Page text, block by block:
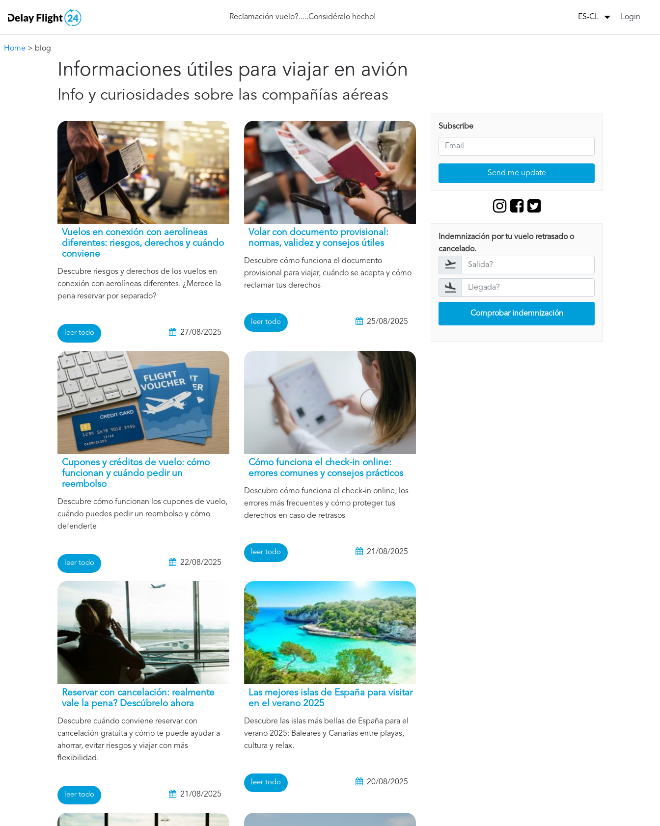
Reclamación vuelo?.....Considéralo hecho! ES-CL Login
Home > blog
Informaciones útiles para viajar en avión
Info y curiosidades sobre las compañías aéreas
Vuelos en conexión con aerolíneas
diferentes: riesgos, derechos y cuándo
conviene
Descubre riesgos y derechos de los vuelos en
conexión con aerolíneas diferentes. ¿Merece la
pena reservar por separado?
leer todo 27/08/2025
Volar con documento provisional:
normas, validez y consejos útiles
Descubre cómo funciona el documento
provisional para viajar, cuándo se acepta y cómo
reclamar tus derechos
leer todo 25/08/2025
Cupones y créditos de vuelo: cómo
funcionan y cuándo pedir un
reembolso
Descubre cómo funcionan los cupones de vuelo,
cuándo puedes pedir un reembolso y cómo
defenderte
leer todo 22/08/2025
Cómo funciona el check-in online:
errores comunes y consejos prácticos
Descubre cómo funciona el check-in online, los
errores más frecuentes y cómo proteger tus
derechos en caso de retrasos
leer todo 21/08/2025
Reservar con cancelación: realmente
vale la pena? Descúbrelo ahora
Descubre cuándo conviene reservar con
cancelación gratuita y cómo te puede ayudar a
ahorrar, evitar riesgos y viajar con más
flexibilidad.
leer todo 21/08/2025
Las mejores islas de España para visitar
en el verano 2025
Descubre las islas más bellas de España para el
verano 2025: Baleares y Canarias entre playas,
cultura y relax.
leer todo 20/08/2025
Subscribe
Send me update
Indemnización por tu vuelo retrasado o
cancelado.
Comprobar indemnización